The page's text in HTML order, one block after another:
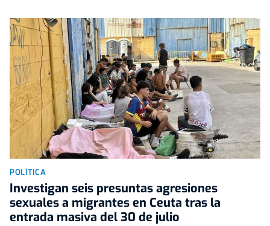
POLÍTICA
Investigan seis presuntas agresiones
sexuales a migrantes en Ceuta tras la
entrada masiva del 30 de julio